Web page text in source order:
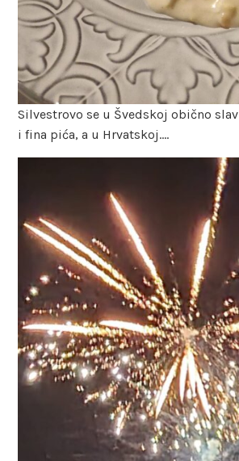
Silvestrovo se u Švedskoj obično
i fina pića, a u Hrvatskoj….